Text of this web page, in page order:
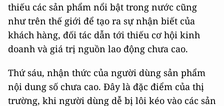
thiếu các sản phẩm nổi bật trong nước cũng
như trên thế giới để tạo ra sự nhận biết của
khách hàng, đối tác dẫn tới thiếu cơ hội kinh
doanh và giá trị nguồn lao động chưa cao.
Thứ sáu, nhận thức của người dùng sản phẩm
nội dung số chưa cao. Đây là đặc điểm của thị
trường, khi người dùng dễ bị lôi kéo vào các sản